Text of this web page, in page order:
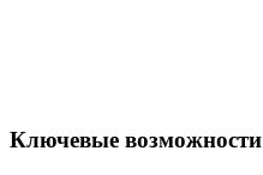
Ключевые возможности